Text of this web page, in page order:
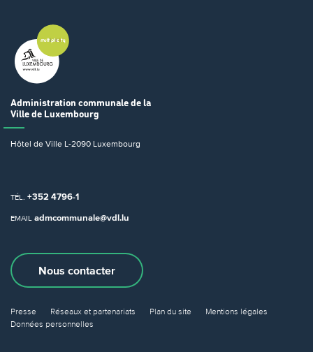
Administration communale de la
Ville de Luxembourg
Hôtel de Ville L-2090 Luxembourg
TÉL. +352 4796-1
EMAIL admcommunale@vdl.lu
Nous contacter
Presse Réseaux et partenariats Plan du site
Mentions légales
Données personnelles